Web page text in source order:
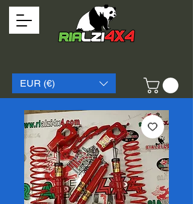
EUR (€)